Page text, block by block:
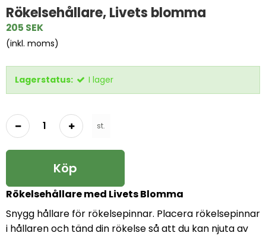
Rökelsehållare, Livets blomma
205 SEK
(inkl. moms)
Lagerstatus: I lager
st.
Köp
Rökelsehållare med Livets Blomma
Snygg hållare för rökelsepinnar. Placera rökelsepinnar
i hållaren och tänd din rökelse så att du kan njuta av